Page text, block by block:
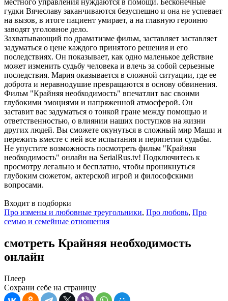
местного управления нуждаются в помощи. Бесконечные
гудки Вячеславу заканчиваются безуспешно и она не успевает
на вызов, в итоге пациент умирает, а на главную героиню
заводят уголовное дело.
Захватывающий по драматизме фильм, заставляет заставляет
задуматься о цене каждого принятого решения и его
последствиях. Он показывает, как одно маленькое действие
может изменить судьбу человека и влечь за собой серьезные
последствия. Мария оказывается в сложной ситуации, где ее
доброта и неравнодушие превращаются в основу обвинения.
Фильм "Крайняя необходимость" впечатлит вас своими
глубокими эмоциями и напряженной атмосферой. Он
заставит вас задуматься о тонкой гране между помощью и
ответственностью, о влиянии наших поступков на жизни
других людей. Вы сможете окунуться в сложный мир Маши и
пережить вместе с ней все испытания и перипетии судьбы.
Не упустите возможность посмотреть фильм "Крайняя
необходимость" онлайн на SerialRus.tv! Подключитесь к
просмотру легально и бесплатно, чтобы проникнуться
глубоким сюжетом, актерской игрой и философскими
вопросами.
Входит в подборки
Про измены и любовные треугольники, Про любовь, Про
семью и семейные отношения
смотреть Крайняя необходимость
онлайн
Плеер
Сохрани себе на страницу